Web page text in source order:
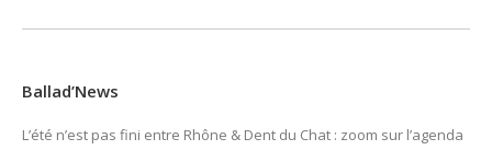
Ballad’News
L’été n’est pas fini entre Rhône & Dent du Chat : zoom sur l’agenda